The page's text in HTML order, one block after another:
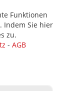
Funktionen
Indem Sie hier
zu.
- AGB
Funktionen
Indem Sie hier
zu.
- AGB